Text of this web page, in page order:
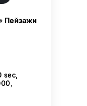
Пейзажи
sec,